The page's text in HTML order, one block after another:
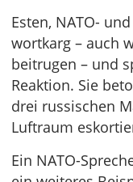
Esten, NATO-
wortkarg – auch
beitrugen – und
Reaktion. Sie
drei russischen
Luftraum
Ein NATO-